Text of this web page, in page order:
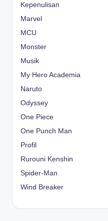
Kepenulisan
Marvel
MCU
Monster
Musik
My Hero Academia
Naruto
Odyssey
One Piece
One Punch Man
Profil
Rurouni Kenshin
Spider-Man
Wind Breaker